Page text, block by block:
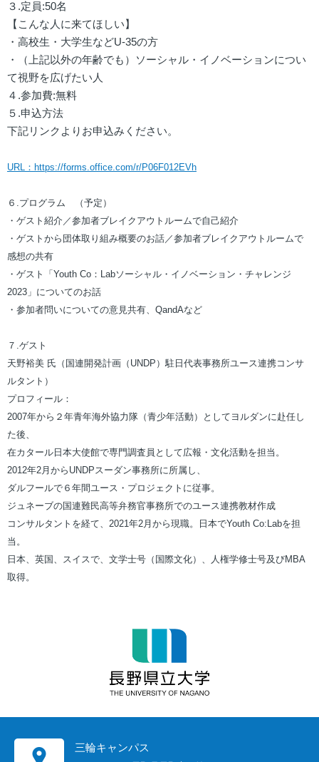
３.定員:50名
【こんな人に来てほしい】
・高校生・大学生などU-35の方
・（上記以外の年齢でも）ソーシャル・イノベーションについ
て視野を広げたい人
４.参加費:無料
５.申込方法
下記リンクよりお申込みください。
URL：https://forms.office.com/r/P06F012EVh
６.プログラム （予定）
・ゲスト紹介／参加者ブレイクアウトルームで自己紹介
・ゲストから団体取り組み概要のお話／参加者ブレイクアウトルームで
感想の共有
・ゲスト「Youth Co：Labソーシャル・イノベーション・チャレンジ
2023」についてのお話
・参加者問いについての意見共有、QandAなど
７.ゲスト
天野裕美 氏（国連開発計画（UNDP）駐日代表事務所ユース連携コンサ
ルタント）
プロフィール：
2007年から２年青年海外協力隊（青少年活動）としてヨルダンに赴任し
た後、
在カタール日本大使館で専門調査員として広報・文化活動を担当。
2012年2月からUNDPスーダン事務所に所属し、
ダルフールで６年間ユース・プロジェクトに従事。
ジュネーブの国連難民高等弁務官事務所でのユース連携教材作成
コンサルタントを経て、2021年2月から現職。日本でYouth Co:Labを担
当。
日本、英国、スイスで、文学士号（国際文化）、人権学修士号及びMBA
取得。
三輪キャンパス